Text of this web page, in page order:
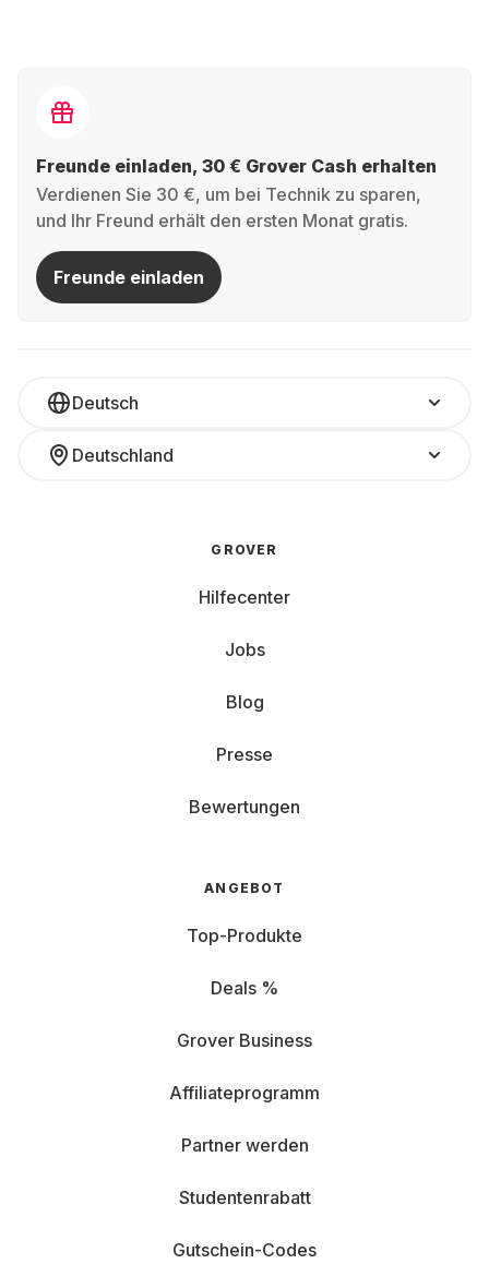
Freunde einladen, 30 € Grover Cash erhalten
Verdienen Sie 30 €, um bei Technik zu sparen,
und Ihr Freund erhält den ersten Monat gratis.
Freunde einladen
Deutsch
Deutschland
GROVER
Hilfecenter
Jobs
Blog
Presse
Bewertungen
ANGEBOT
Top-Produkte
Deals %
Grover Business
Affiliateprogramm
Partner werden
Studentenrabatt
Gutschein-Codes